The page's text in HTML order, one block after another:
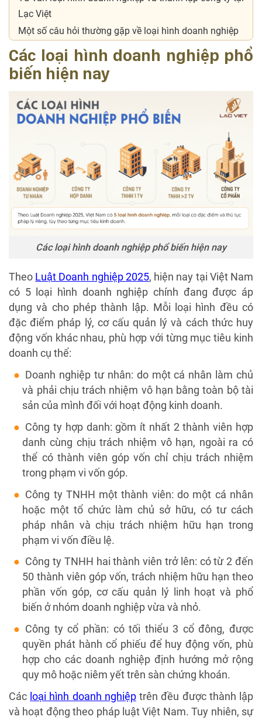
Lạc Việt
Một số câu hỏi thường gặp về loại hình doanh nghiệp
Các loại hình doanh nghiệp phổ
biến hiện nay
Các loại hình doanh nghiệp phổ biến hiện nay
Theo Luật Doanh nghiệp 2025, hiện nay tại Việt Nam
có 5 loại hình doanh nghiệp chính đang được áp
dụng và cho phép thành lập. Mỗi loại hình đều có
đặc điểm pháp lý, cơ cấu quản lý và cách thức huy
động vốn khác nhau, phù hợp với từng mục tiêu kinh
doanh cụ thể:
Doanh nghiệp tư nhân: do một cá nhân làm chủ
và phải chịu trách nhiệm vô hạn bằng toàn bộ tài
sản của mình đối với hoạt động kinh doanh.
Công ty hợp danh: gồm ít nhất 2 thành viên hợp
danh cùng chịu trách nhiệm vô hạn, ngoài ra có
thể có thành viên góp vốn chỉ chịu trách nhiệm
trong phạm vi vốn góp.
Công ty TNHH một thành viên: do một cá nhân
hoặc một tổ chức làm chủ sở hữu, có tư cách
pháp nhân và chịu trách nhiệm hữu hạn trong
phạm vi vốn điều lệ.
Công ty TNHH hai thành viên trở lên: có từ 2 đến
50 thành viên góp vốn, trách nhiệm hữu hạn theo
phần vốn góp, cơ cấu quản lý linh hoạt và phổ
biến ở nhóm doanh nghiệp vừa và nhỏ.
Công ty cổ phần: có tối thiểu 3 cổ đông, được
quyền phát hành cổ phiếu để huy động vốn, phù
hợp cho các doanh nghiệp định hướng mở rộng
quy mô hoặc niêm yết trên sàn chứng khoán.
Các loại hình doanh nghiệptrên đều được thành lập
và hoạt động theo pháp luật Việt Nam. Tuy nhiên, sự